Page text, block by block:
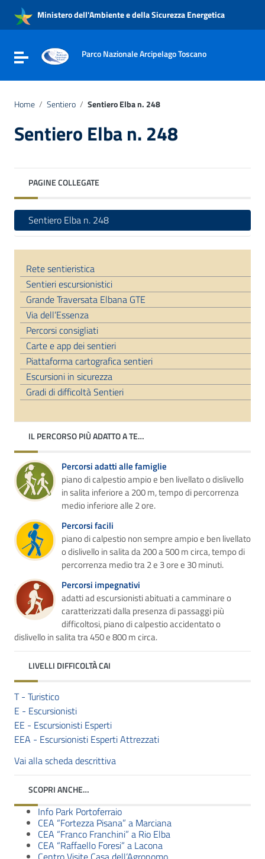
Vai al menu di navigazione
Vai al footer
Ministero dell'Ambiente e della Sicurezza Energetica
Attiva / disattiva la navigazione
Parco Nazionale Arcipelago Toscano
Home / Sentiero / Sentiero Elba n. 248
Sentiero Elba n. 248
PAGINE COLLEGATE
Sentiero Elba n. 248
Rete sentieristica
Sentieri escursionistici
Grande Traversata Elbana GTE
Via dell’Essenza
Percorsi consigliati
Carte e app dei sentieri
Piattaforma cartografica sentieri
Escursioni in sicurezza
Gradi di difficoltà Sentieri
IL PERCORSO PIÙ ADATTO A TE…
Percorsi adatti alle famiglie
piano di calpestio ampio e ben livellato o dislivello
in salita inferiore a 200 m, tempo di percorrenza
medio inferiore alle 2 ore.
Percorsi facili
piano di calpestio non sempre ampio e ben livellato
o dislivello in salita da 200 a 500 m circa, tempo di
percorrenza medio tra 2 e 3 ore e 30 minuti.
Percorsi impegnativi
adatti ad escursionisti abituati a camminare o
caratterizzati dalla presenza di passaggi più
difficoltosi, piano di calpestio accidentato o
dislivello in salita tra 450 e 800 m circa.
LIVELLI DIFFICOLTÀ CAI
T - Turistico
E - Escursionisti
EE - Escursionisti Esperti
EEA - Escursionisti Esperti Attrezzati
Vai alla scheda descrittiva
SCOPRI ANCHE…
Info Park Portoferraio
CEA “Fortezza Pisana” a Marciana
CEA “Franco Franchini” a Rio Elba
CEA “Raffaello Foresi” a Lacona